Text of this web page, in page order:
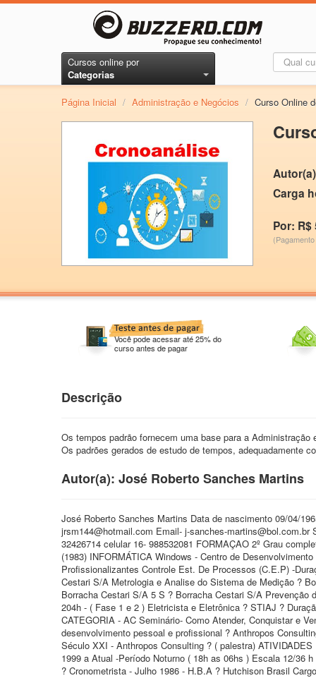
Cursos online por
Categorias
Página Inicial / Administração e Negócios / Curso Online
Carga
Por: R$
Você pode acessar até 25% do
curso antes de pagar
Descrição
Os tempos padrão fornecem uma base para a
Os padrões gerados de estudo de tempos, adequadamente
Autor(a): José Roberto Sanches Martins
José Roberto Sanches Martins Data de nascimento 09/04/
jrsm144@hotmail.com Email- j-sanches-
32426714 celular 16- 988532081 FORMAÇAO 2º Grau
(1983) INFORMÁTICA Windows - Centro de
Profissionalizantes Controle Est. De Processos (C.E.P) -
Cestari S/A Metrologia e Analise do Sistema de Medição ?
Borracha Cestari S/A 5 S ? Borracha Cestari S/A
204h - ( Fase 1 e 2 ) Eletricista e Eletrônica ? STIAJ ?
CATEGORIA - AC Seminário- Como Atender, Conquistar e
desenvolvimento pessoal e profissional ? Anthropos
Século XXI - Anthropos Consulting ? ( palestra)
1999 a Atual -Período Noturno ( 18h as 06hs ) Escala 12/36
? Cronometrista - Julho 1986 - H.B.A ? Hutchison Brasil